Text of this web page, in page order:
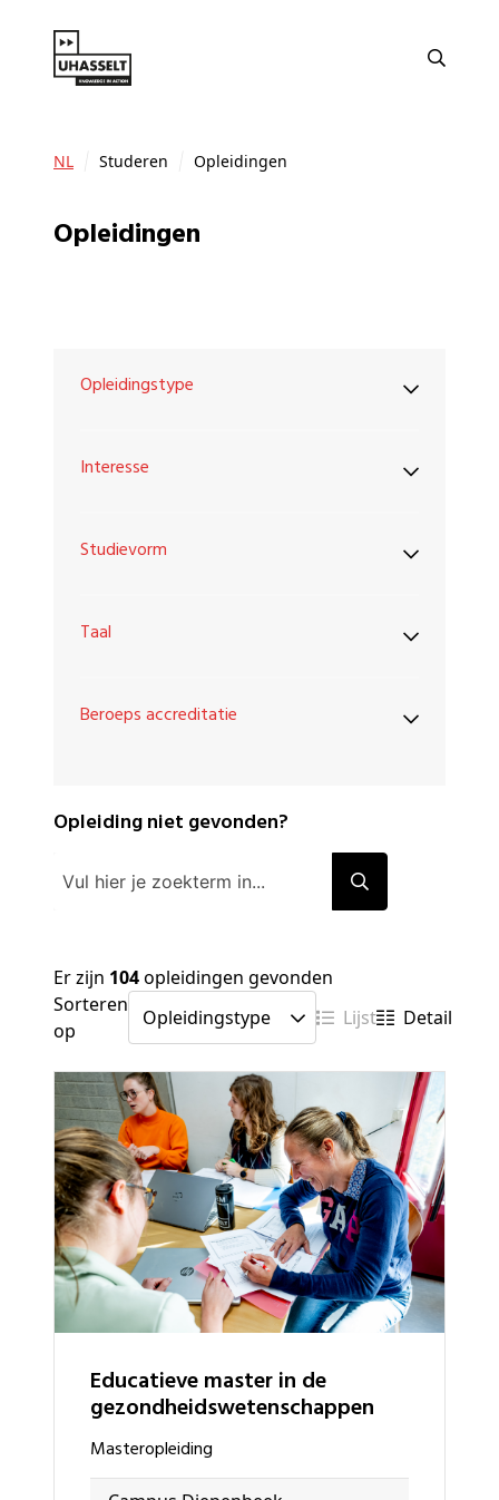
NL Studeren Opleidingen
Opleidingen
Opleidingstype
Interesse
Studievorm
Taal
Beroeps accreditatie
Opleiding niet gevonden?
Er zijn 104opleidingen gevonden
Sorteren
op
Lijst Detail
Educatieve master in de
gezondheidswetenschappen
masteropleiding